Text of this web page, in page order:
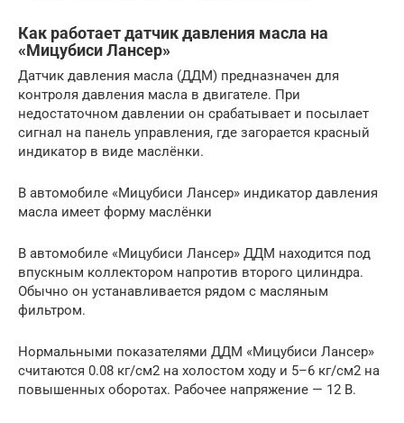
Как работает датчик давления масла на
«Мицубиси Лансер»
Датчик давления масла (ДДМ) предназначен для
контроля давления масла в двигателе. При
недостаточном давлении он срабатывает и посылает
сигнал на панель управления, где загорается красный
индикатор в виде маслёнки.
В автомобиле «Мицубиси Лансер» индикатор давления
масла имеет форму маслёнки
В автомобиле «Мицубиси Лансер» ДДМ находится под
впускным коллектором напротив второго цилиндра.
Обычно он устанавливается рядом с масляным
фильтром.
Нормальными показателями ДДМ «Мицубиси Лансер»
считаются 0.08 кг/см2 на холостом ходу и 5–6 кг/см2 на
повышенных оборотах. Рабочее напряжение — 12 В.